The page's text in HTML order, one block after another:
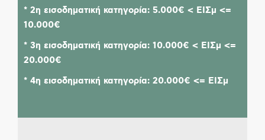
* 2η εισοδηματική κατηγορία: 5.000€ < ΕΙΣμ <=
10.000€
* 3η εισοδηματική κατηγορία: 10.000€ < ΕΙΣμ <=
20.000€
* 4η εισοδηματική κατηγορία: 20.000€ <= ΕΙΣμ